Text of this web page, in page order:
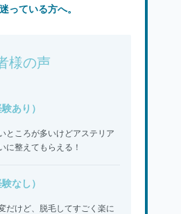
っている方へ。
様の声
あり）
ところが多いけどアステリア
に整えてもらえる！
なし）
だけど、脱毛してすごく楽に